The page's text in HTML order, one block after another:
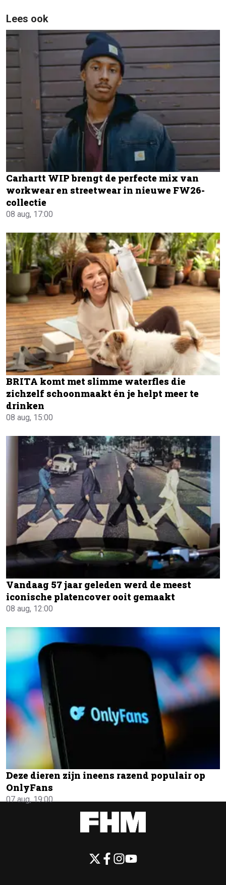
Lees ook
Carhartt WIP brengt de perfecte mix van
workwear en streetwear in nieuwe FW26-
collectie
08 aug, 17:00
BRITA komt met slimme waterfles die
zichzelf schoonmaakt én je helpt meer te
drinken
08 aug, 15:00
Vandaag 57 jaar geleden werd de meest
iconische platencover ooit gemaakt
08 aug, 12:00
Deze dieren zijn ineens razend populair op
OnlyFans
07 aug, 19:00